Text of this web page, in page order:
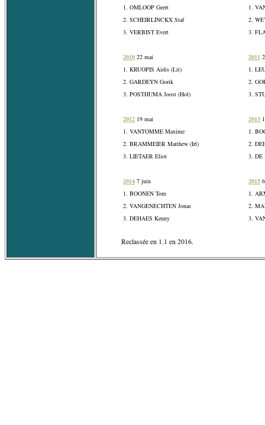
1. OMLOOP Geert
2. SCHEIRLINCKX Staf
3. VERBIST Evert
2010 22 mai
1. KRUOPIS Aidis (Lit)
2. GARDEYN Gorik
3. POSTHUMA Joost (Hol)
2012 19 mai
1. VANTOMME Maxime
2. BRAMMEIER Matthew (Irl)
3. LIETAER Eliot
2014 7 juin
1. BOONEN Tom
2. VANGENECHTEN Jonas
3. DEHAES Kenny
1.
2.
3.
2011
1.
2.
3.
2013
1.
2.
3. DE
2015
1.
2.
3.
Reclassée en 1.1 en 2016.